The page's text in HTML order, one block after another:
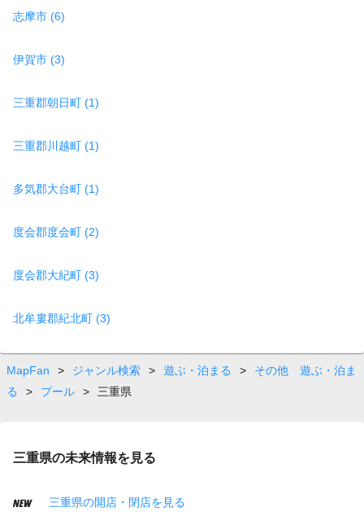
志摩市 (6)
伊賀市 (3)
三重郡朝日町 (1)
三重郡川越町 (1)
多気郡大台町 (1)
度会郡度会町 (2)
度会郡大紀町 (3)
北牟婁郡紀北町 (3)
MapFan > ジャンル検索 > 遊ぶ・泊まる >
その他 遊ぶ・泊ま
る
> プール > 三重県
三重県の未来情報を見る
三重県の開店・閉店を見る